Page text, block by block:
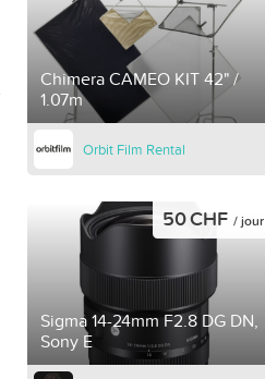
Chimera CAMEO KIT 42" /
1.07m
Orbit Film Rental
Sigma 14-24mm F2.8 DG DN,
Sony E
50 CHF / jour